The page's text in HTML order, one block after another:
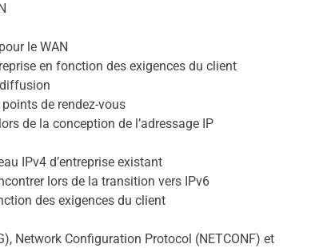
le WAN
en fonction des exigences du client
de rendez-vous
de la conception de l’adressage IP
IPv4 d’entreprise existant
lors de la transition vers IPv6
des exigences du client
Network Configuration Protocol (NETCONF) et